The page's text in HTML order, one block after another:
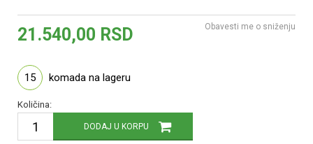
21.540,00 RSD Obavesti me o sniženju
15 komada na lageru
Količina:
DODAJ U KORPU